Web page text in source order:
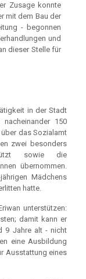
Zusage konnte
mit dem Bau der
- begonnen
und
dieser Stelle für
in der Stadt
150
das Sozialamt
zwei besonders
sowie die
übernommen.
Mädchens
hatte.
unterstützen:
damit kann er
9 Jahre alt - nicht
eine Ausbildung
Ausstattung eines